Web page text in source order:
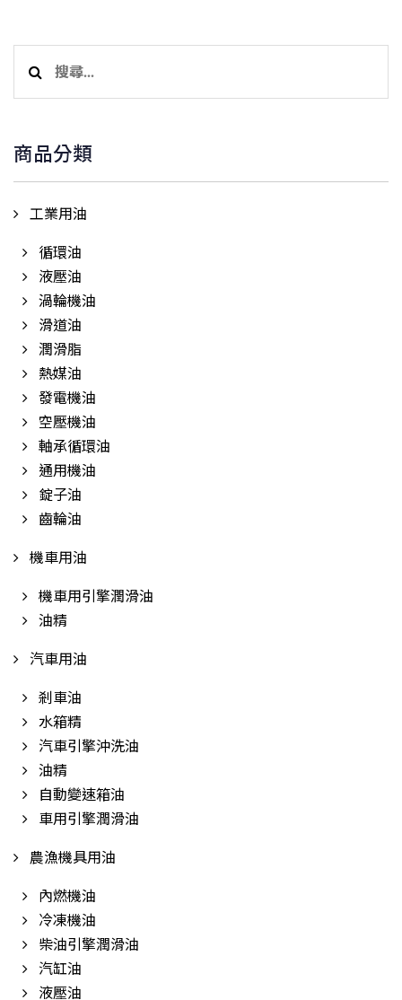
關
字:
商品分類
工業用油
循環油
液壓油
渦輪機油
滑道油
潤滑脂
熱媒油
發電機油
空壓機油
軸承循環油
通用機油
錠子油
齒輪油
機車用油
機車用引擎潤滑油
油精
汽車用油
剎車油
水箱精
汽車引擎沖洗油
油精
自動變速箱油
車用引擎潤滑油
農漁機具用油
內燃機油
冷凍機油
柴油引擎潤滑油
汽缸油
液壓油